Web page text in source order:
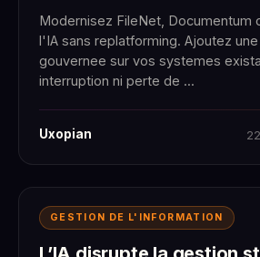
Modernisez FileNet, Documentum
l'IA sans replatforming. Ajoutez
gouvernee sur vos systemes
interruption ni perte de ...
Uxopian
GESTION DE L'INFORMATION